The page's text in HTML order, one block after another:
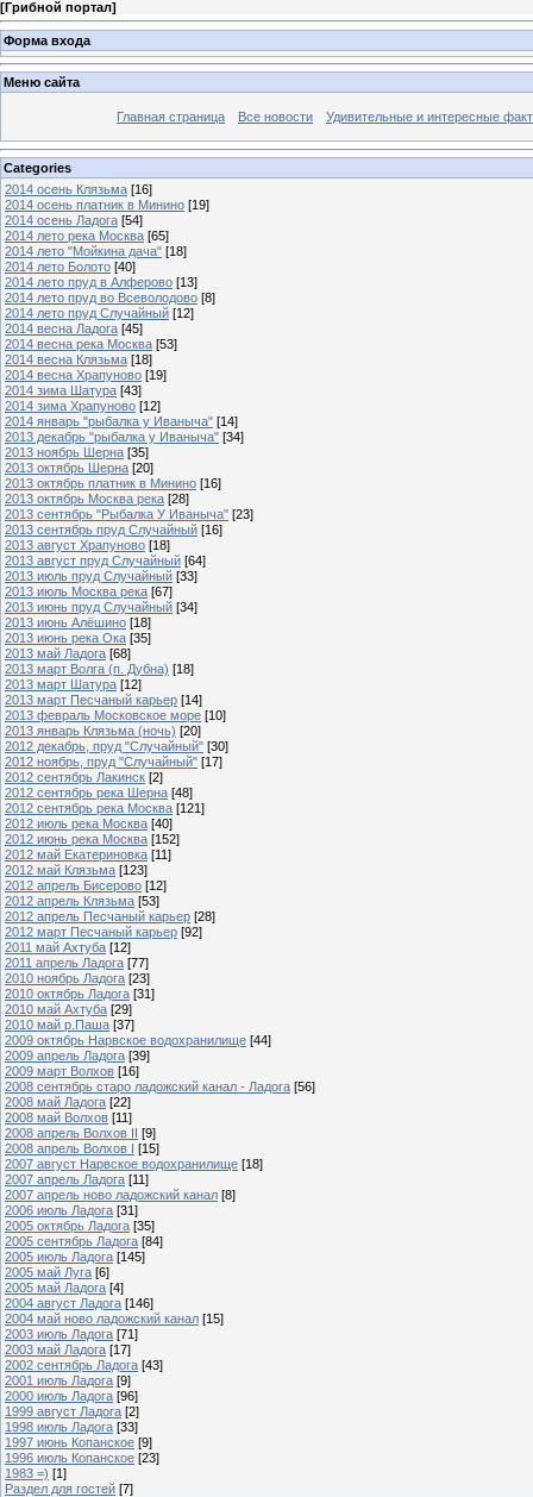
[Грибной портал]
Форма входа
Меню сайта
Главная страница Все новости Удивительные и интересные
Categories
2014 осень Клязьма [16]
2014 осень платник в Минино [19]
2014 осень Ладога [54]
2014 лето река Москва [65]
2014 лето "Мойкина дача" [18]
2014 лето Болото [40]
2014 лето пруд в Алферово [13]
2014 лето пруд во Всеволодово [8]
2014 лето пруд Случайный [12]
2014 весна Ладога [45]
2014 весна река Москва [53]
2014 весна Клязьма [18]
2014 весна Храпуново [19]
2014 зима Шатура [43]
2014 зима Храпуново [12]
2014 январь "рыбалка у Иваныча" [14]
2013 декабрь "рыбалка у Иваныча" [34]
2013 ноябрь Шерна [35]
2013 октябрь Шерна [20]
2013 октябрь платник в Минино [16]
2013 октябрь Москва река [28]
2013 сентябрь "Рыбалка У Иваныча" [23]
2013 сентябрь пруд Случайный [16]
2013 август Храпуново [18]
2013 август пруд Случайный [64]
2013 июль пруд Случайный [33]
2013 июль Москва река [67]
2013 июнь пруд Случайный [34]
2013 июнь Алёшино [18]
2013 июнь река Ока [35]
2013 май Ладога [68]
2013 март Волга (п. Дубна) [18]
2013 март Шатура [12]
2013 март Песчаный карьер [14]
2013 февраль Московское море [10]
2013 январь Клязьма (ночь) [20]
2012 декабрь, пруд "Случайный" [30]
2012 ноябрь, пруд "Случайный" [17]
2012 сентябрь Лакинск [2]
2012 сентябрь река Шерна [48]
2012 сентябрь река Москва [121]
2012 июль река Москва [40]
2012 июнь река Москва [152]
2012 май Екатериновка [11]
2012 май Клязьма [123]
2012 апрель Бисерово [12]
2012 апрель Клязьма [53]
2012 апрель Песчаный карьер [28]
2012 март Песчаный карьер [92]
2011 май Ахтуба [12]
2011 апрель Ладога [77]
2010 ноябрь Ладога [23]
2010 октябрь Ладога [31]
2010 май Ахтуба [29]
2010 май р.Паша [37]
2009 октябрь Нарвское водохранилище [44]
2009 апрель Ладога [39]
2009 март Волхов [16]
2008 сентябрь старо ладожский канал - Ладога [56]
2008 май Ладога [22]
2008 май Волхов [11]
2008 апрель Волхов II [9]
2008 апрель Волхов I [15]
2007 август Нарвское водохранилище [18]
2007 апрель Ладога [11]
2007 апрель ново ладожский канал [8]
2006 июль Ладога [31]
2005 октябрь Ладога [35]
2005 сентябрь Ладога [84]
2005 июль Ладога [145]
2005 май Луга [6]
2005 май Ладога [4]
2004 август Ладога [146]
2004 май ново ладожский канал [15]
2003 июль Ладога [71]
2003 май Ладога [17]
2002 сентябрь Ладога [43]
2001 июль Ладога [9]
2000 июль Ладога [96]
1999 август Ладога [2]
1998 июль Ладога [33]
1997 июнь Копанское [9]
1996 июль Копанское [23]
1983 =) [1]
Раздел для гостей [7]